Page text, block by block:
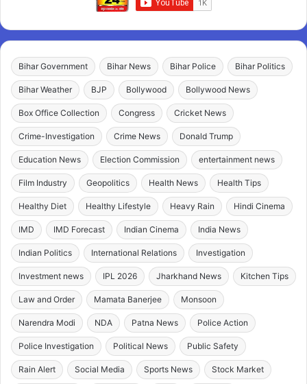
Bihar Government Bihar News Bihar Police Bihar Politics
Bihar Weather BJP Bollywood Bollywood News
Box Office Collection Congress Cricket News
Crime-Investigation Crime News Donald Trump
Education News Election Commission entertainment news
Film Industry Geopolitics Health News Health Tips
Healthy Diet Healthy Lifestyle Heavy Rain Hindi Cinema
IMD IMD Forecast Indian Cinema India News
Indian Politics International Relations Investigation
Investment news IPL 2026 Jharkhand News Kitchen Tips
Law and Order Mamata Banerjee Monsoon
Narendra Modi NDA Patna News Police Action
Police Investigation Political News Public Safety
Rain Alert Social Media Sports News Stock Market